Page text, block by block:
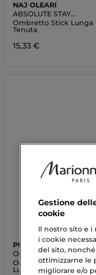
NAJ OLEARI
ABSOLUTE STAY
EYESHADOW
Ombretto Stick Lunga
Tenuta
15,33 €
PUROBIO
OMBRETTO
Ombretto Compatto
Luminoso
Gestione
cookie
Il nostro sito e
i cookie
del sito,
ottimizzarne le
migliorare e/o